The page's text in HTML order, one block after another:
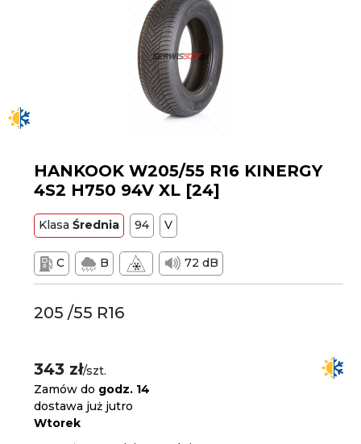
HANKOOK W205/55 R16 KINERGY
4S2 H750 94V XL [24]
KlasaŚrednia 94 V
C B 72 dB
205 /55 R16
343 zł/szt.
Zamów do godz. 14
dostawa już jutro
Wtorek